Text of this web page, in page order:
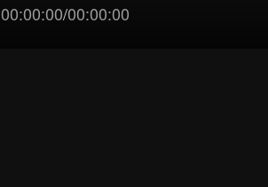
00:00:00/00:00:00